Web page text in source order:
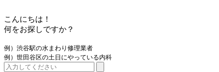
こんにちは！
何をお探しですか？
例）渋谷駅の水まわり修理業者
例）世田谷区の土日にやっている内科